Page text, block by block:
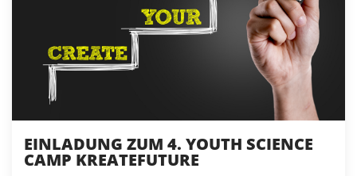
EINLADUNG ZUM 4. YOUTH SCIENCE
CAMP KREATEFUTURE